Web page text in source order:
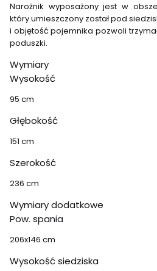
Narożnik wyposażony jest w
który umieszczony został pod
i objętość pojemnika pozwoli
poduszki.
Wymiary
Wysokość
95 cm
Głębokość
151 cm
Szerokość
236 cm
Wymiary dodatkowe
Pow. spania
206x146 cm
Wysokość siedziska